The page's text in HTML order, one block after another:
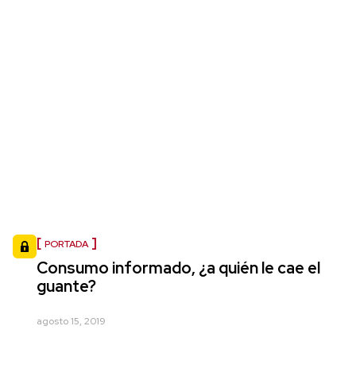
PORTADA
Consumo informado, ¿a quién le cae el
guante?
agosto 15, 2019